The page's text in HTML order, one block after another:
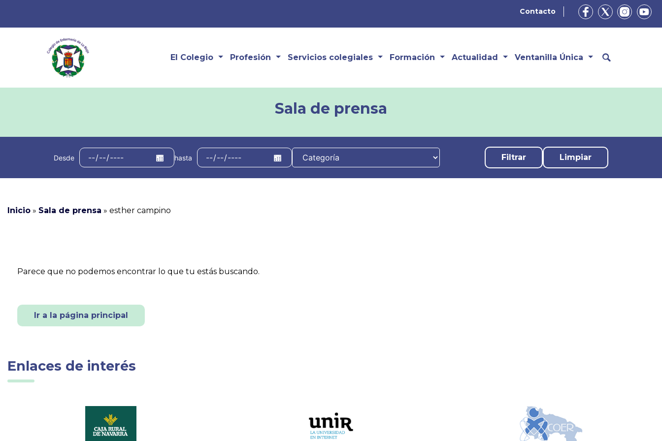
Contacto
El Colegio Profesión Servicios colegiales Formación Actualidad Ventanilla Única
Sala de prensa
Desde hasta Limpiar
Inicio » Sala de prensa » esther campino
Parece que no podemos encontrar lo que tu estás buscando.
Ir a la página principal
Enlaces de interés